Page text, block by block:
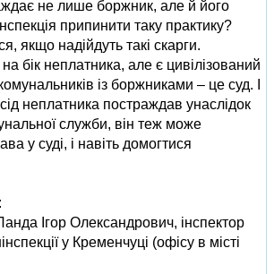
не лише боржник, але й його
припинити таку практику?
якщо надійдуть такі скарги.
на бік неплатника, але є цивілізований
із боржниками – це суд. І
неплатника постраждав унаслідок
служби, він теж може
у суді, і навіть домогтися
Ігор Олександрович, інспектор
у Кременчуці (офісу в місті